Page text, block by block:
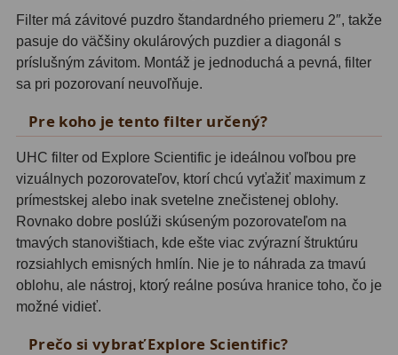
Motorové pohony 13
Lišty8
Protizávažia 3
Iné27
Zrkadielka a hranoly
Diagonálne zrkadielka36
Diagonálne hranoly7
Amici hranoly 45°11
Filter má závitové puzdro štandardného priemeru 2″, takže
pasuje do väčšiny okulárových puzdier a diagonál s
príslušným závitom. Montáž je jednoduchá a pevná, filter
sa pri pozorovaní neuvoľňuje.
Pre koho je tento filter určený?
UHC filter od Explore Scientific je ideálnou voľbou pre
vizuálnych pozorovateľov, ktorí chcú vyťažiť maximum z
prímestskej alebo inak svetelne znečistenej oblohy.
Rovnako dobre poslúži skúseným pozorovateľom na
tmavých stanovištiach, kde ešte viac zvýrazní štruktúru
rozsiahlych emisných hmlín. Nie je to náhrada za tmavú
oblohu, ale nástroj, ktorý reálne posúva hranice toho, čo je
možné vidieť.
Prečo si vybrať Explore Scientific?